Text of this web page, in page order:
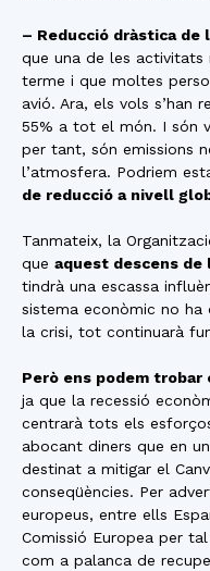
– Reducció dràstica de
que una de les activitats
terme i que moltes
avió. Ara, els vols s’han
55% a tot el món. I són
per tant, són emissions
l’atmosfera. Podriem
de reducció a nivell
Tanmateix, la
que aquest descens de
tindrà una escassa
sistema econòmic no ha
la crisi, tot continuarà
Però ens podem
ja que la recessió
centrarà tots els
abocant diners que en
destinat a mitigar el
conseqüències. Per
europeus, entre ells
Comissió Europea per
com a palanca de